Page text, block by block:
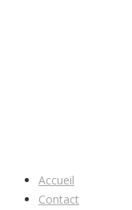
Accueil
Contact